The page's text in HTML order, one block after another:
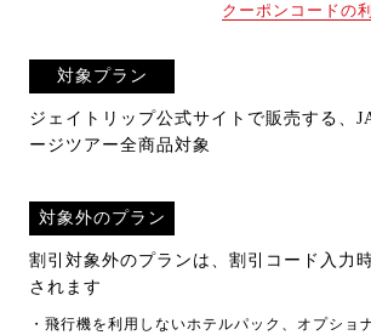
クーポンコードの
対象プラン
ジェイトリップ公式サイトで販売する、
ージツアー全商品対象
対象外のプラン
割引対象外のプランは、割引コード入力
されます
・飛行機を利用しないホテルパック、オプショ